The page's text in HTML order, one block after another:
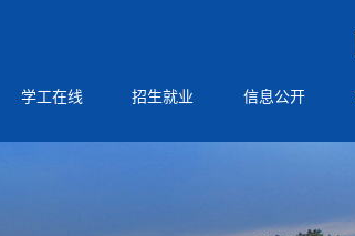
学工在线 招生就业 信息公开